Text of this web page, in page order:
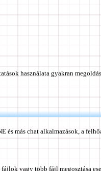
használata gyakran
és más chat alkalmazások, a
vagy több fájl megosztása